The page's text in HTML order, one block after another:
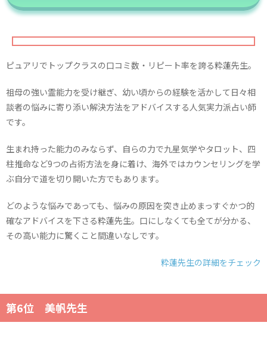
ピュアリでトップクラスの口コミ数・リピート率を誇る粋蓮先生。
祖母の強い霊能力を受け継ぎ、幼い頃からの経験を活かして日々相
談者の悩みに寄り添い解決方法をアドバイスする人気実力派占い師
です。
生まれ持った能力のみならず、自らの力で九星気学やタロット、四
柱推命など9つの占術方法を身に着け、海外ではカウンセリングを学
ぶ自分で道を切り開いた方でもあります。
どのような悩みであっても、悩みの原因を突き止めまっすぐかつ的
確なアドバイスを下さる粋蓮先生。口にしなくても全てが分かる、
その高い能力に驚くこと間違いなしです。
粋蓮先生の詳細をチェック
第6位 美帆先生